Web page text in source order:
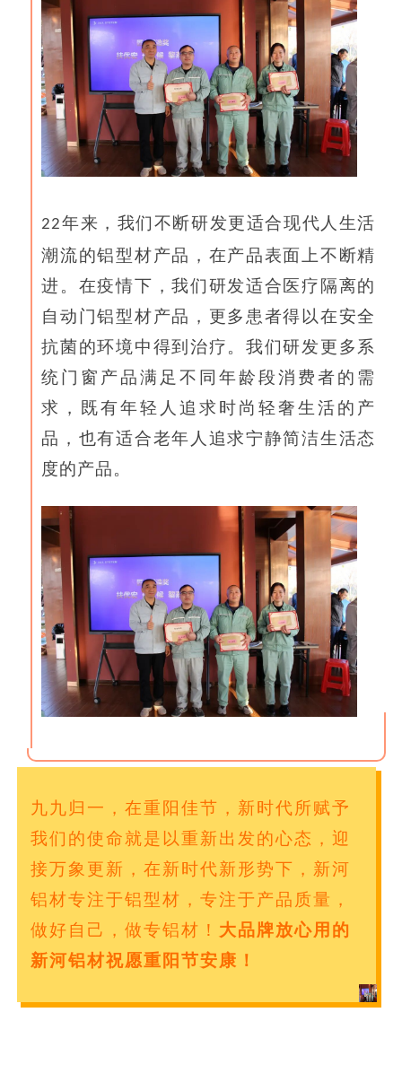
22年来，我们不断研发更适合现代人生活
潮流的铝型材产品，在产品表面上不断精
进。在疫情下，我们研发适合医疗隔离的
自动门铝型材产品，更多患者得以在安全
抗菌的环境中得到治疗。我们研发更多系
统门窗产品满足不同年龄段消费者的需
求，既有年轻人追求时尚轻奢生活的产
品，也有适合老年人追求宁静简洁生活态
度的产品。
九九归一，在重阳佳节，新时代所赋予
我们的使命就是以重新出发的心态，迎
接万象更新，在新时代新形势下，新河
铝材专注于铝型材，专注于产品质量，
做好自己，做专铝材！ 大品牌放心用的
新河铝材祝愿重阳节安康！